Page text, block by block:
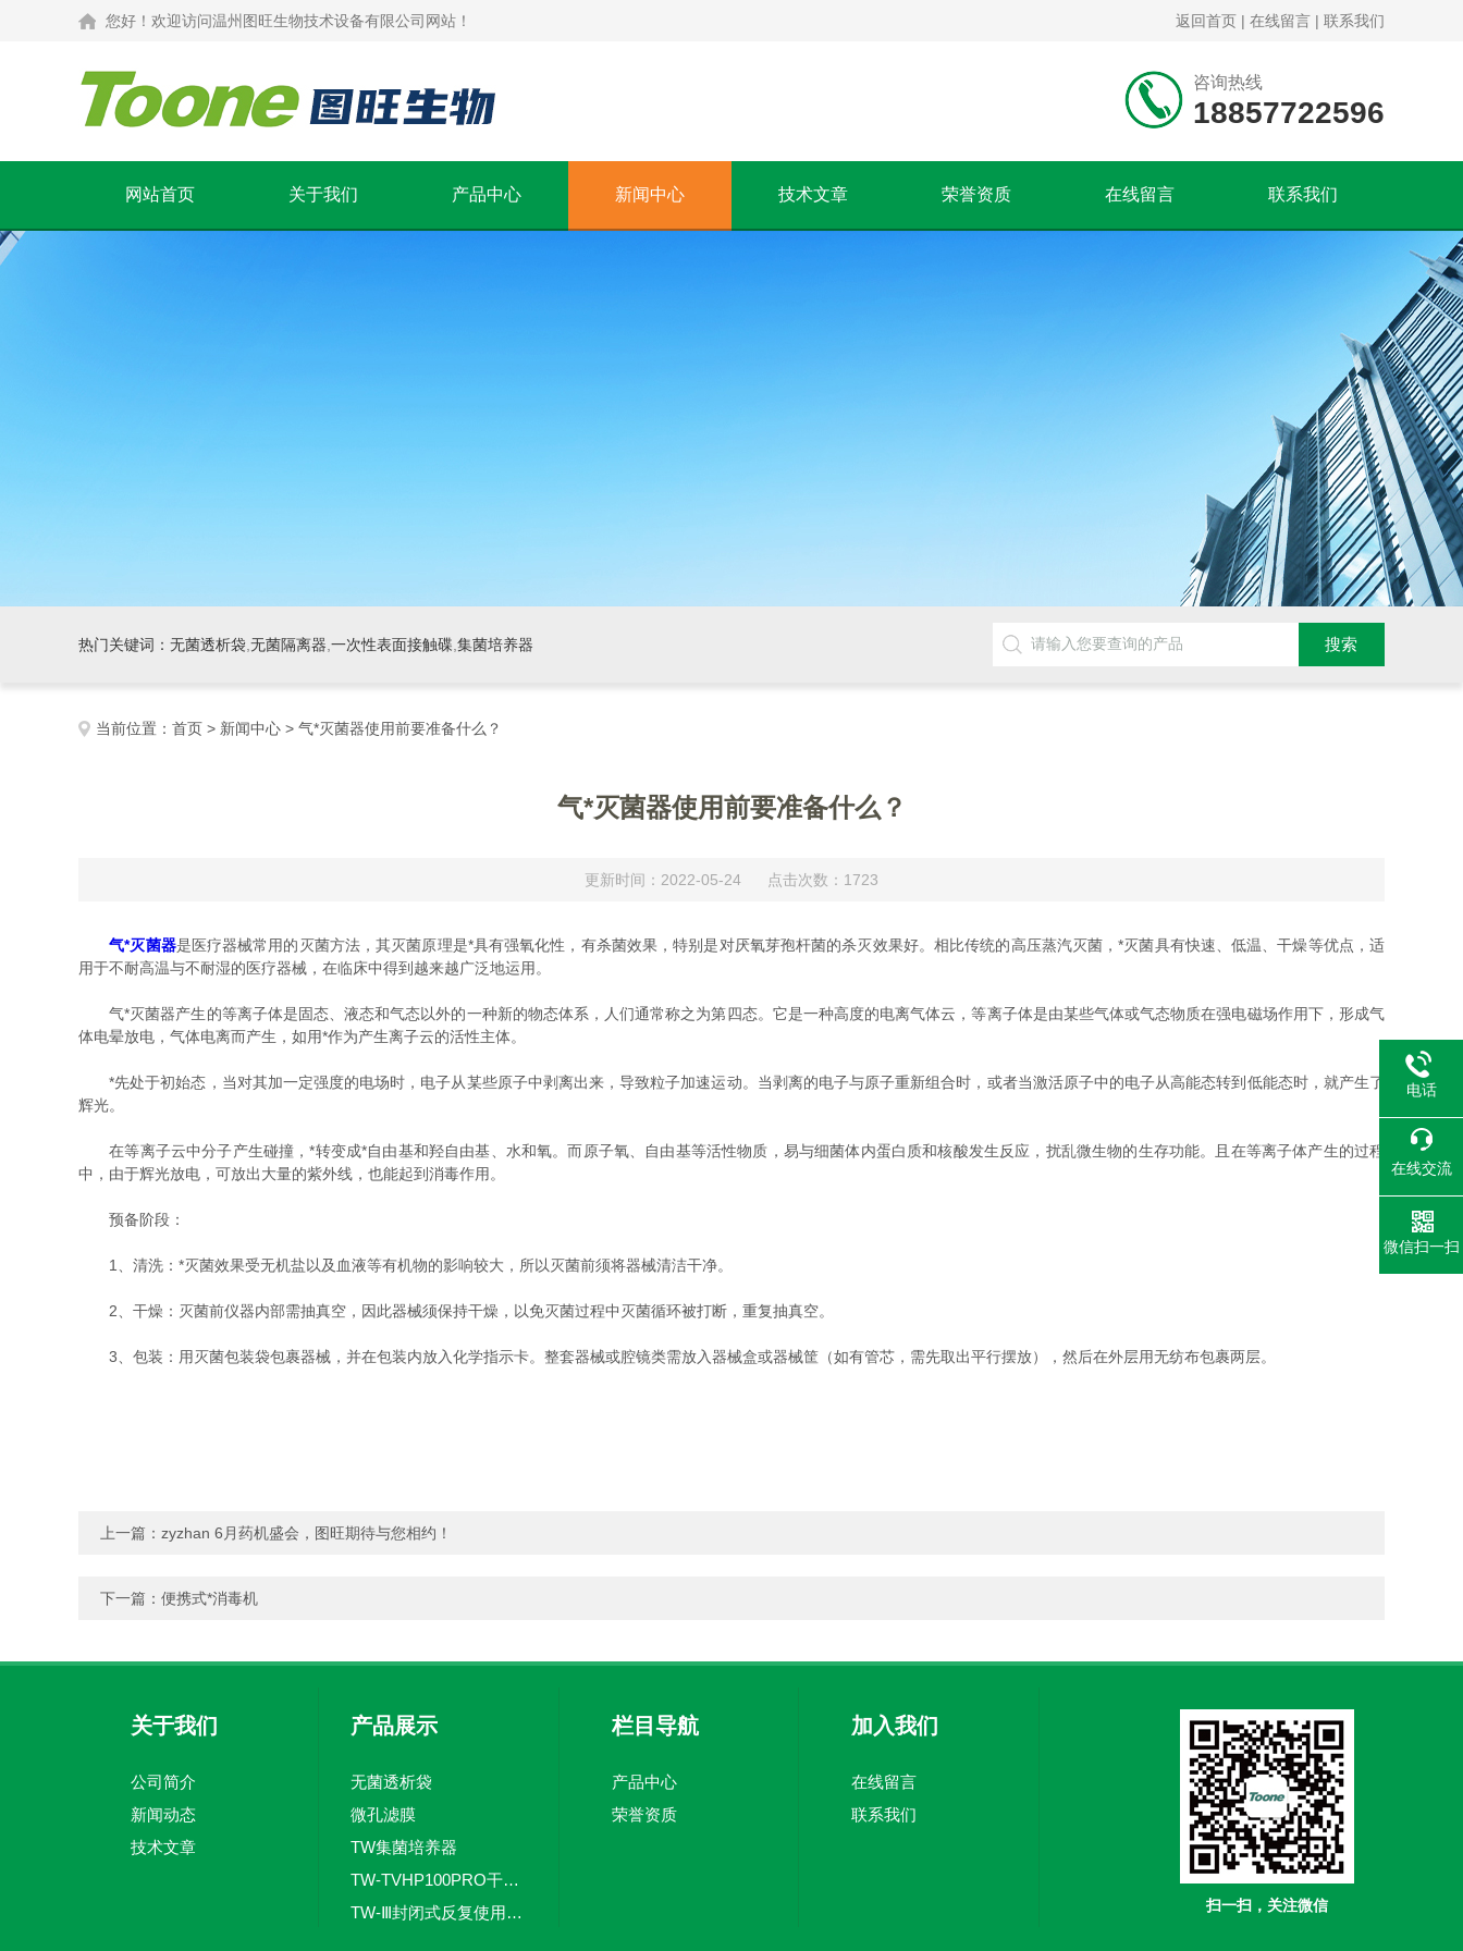
您好！欢迎访问温州图旺生物技术设备有限公司网站！ 返回首页 | 在线留言 | 联系我们
咨询热线
18857722596
网站首页 关于我们 产品中心 新闻中心 技术文章 荣誉资质 在线留言 联系我们
热门关键词： 无菌透析袋 无菌隔离器 一次性表面接触碟 集菌培养器
当前位置： 首页 > 新闻中心 > 气*灭菌器使用前要准备什么？
气*灭菌器使用前要准备什么？
更新时间：2022-05-24 点击次数：1723
气*灭菌器是医疗器械常用的灭菌方法，其灭菌原理是*具有强氧化性，有杀菌效果，特别是对厌氧芽孢杆菌的杀灭效果好。相比传统的高压蒸汽灭菌，*灭菌具有快速、低温、干燥等优点，适
用于不耐高温与不耐湿的医疗器械，在临床中得到越来越广泛地运用。
气*灭菌器产生的等离子体是固态、液态和气态以外的一种新的物态体系，人们通常称之为第四态。它是一种高度的电离气体云，等离子体是由某些气体或气态物质在强电磁场作用下，形成气
体电晕放电，气体电离而产生，如用*作为产生离子云的活性主体。
*先处于初始态，当对其加一定强度的电场时，电子从某些原子中剥离出来，导致粒子加速运动。当剥离的电子与原子重新组合时，或者当激活原子中的电子从高能态转到低能态时，就产生了
辉光。
在等离子云中分子产生碰撞，*转变成*自由基和羟自由基、水和氧。而原子氧、自由基等活性物质，易与细菌体内蛋白质和核酸发生反应，扰乱微生物的生存功能。且在等离子体产生的过程
中，由于辉光放电，可放出大量的紫外线，也能起到消毒作用。
预备阶段：
1、清洗：*灭菌效果受无机盐以及血液等有机物的影响较大，所以灭菌前须将器械清洁干净。
2、干燥：灭菌前仪器内部需抽真空，因此器械须保持干燥，以免灭菌过程中灭菌循环被打断，重复抽真空。
3、包装：用灭菌包装袋包裹器械，并在包装内放入化学指示卡。整套器械或腔镜类需放入器械盒或器械筐（如有管芯，需先取出平行摆放），然后在外层用无纺布包裹两层。
上一篇： zyzhan 6月药机盛会，图旺期待与您相约！
下一篇： 便携式*消毒机
关于我们
公司简介
新闻动态
技术文章
产品展示
无菌透析袋
微孔滤膜
TW集菌培养器
TW-TVHP100PRO干雾*空间灭菌器 消毒机
TW-Ⅲ封闭式反复使用过滤器
栏目导航
产品中心
荣誉资质
加入我们
在线留言
联系我们
扫一扫，关注微信
电话
在线交流
微信扫一扫